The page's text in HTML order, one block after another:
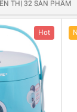
THỊ 32 SẢN PHẨM
Hot